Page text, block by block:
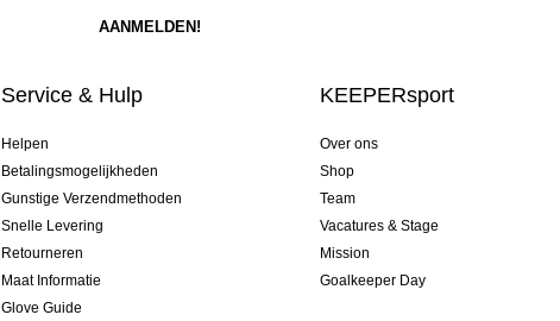
Service & Hulp
Helpen
Betalingsmogelijkheden
Gunstige Verzendmethoden
Snelle Levering
Retourneren
Maat Informatie
Glove Guide
KEEPERsport
Over ons
Shop
Team
Vacatures & Stage
Mission
Goalkeeper Day